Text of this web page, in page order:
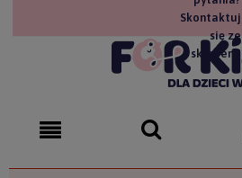
Skontaktuj
się ze
sklepem!